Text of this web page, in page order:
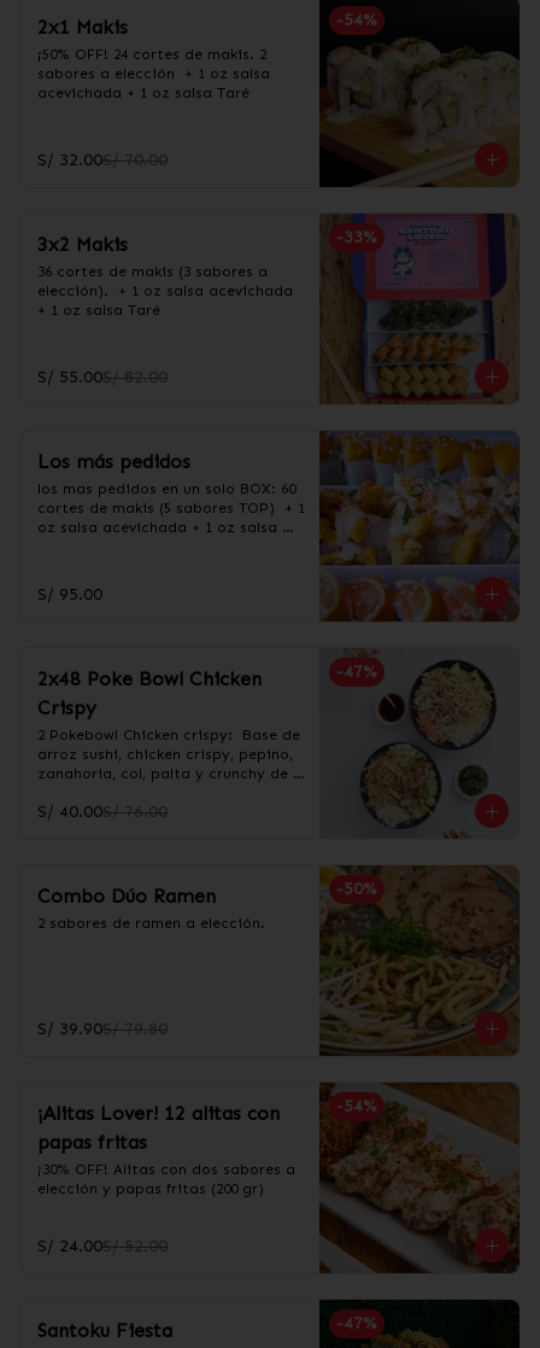
-54%
2x1 Makis
¡50% OFF! 24 cortes de makis. 2
sabores a elección  + 1 oz salsa
acevichada + 1 oz salsa Taré
S/ 32.00S/ 70.00
-33%
3x2 Makis
36 cortes de makis (3 sabores a
elección).  + 1 oz salsa acevichada
+ 1 oz salsa Taré
S/ 55.00S/ 82.00
Los más pedidos
los mas pedidos en un solo BOX: 60
cortes de makis (5 sabores TOP)  + 1
oz salsa acevichada + 1 oz salsa
-Acevichado
-Chamo maduro
S/ 95.00
-47%
2x48 Poke Bowl Chicken
Crispy
2 Pokebowl Chicken crispy:  Base de
arroz sushi, chicken crispy, pepino,
zanahoria, col, palta y crunchy de
taré.
S/ 40.00S/ 76.00
-50%
Combo Dúo Ramen
2 sabores de ramen a elección.
S/ 39.90S/ 79.80
-54%
¡Alitas Lover! 12 alitas con
papas fritas
¡30% OFF! Alitas con dos sabores a
elección y papas fritas (200 gr)
S/ 24.00S/ 52.00
-47%
Santoku Fiesta